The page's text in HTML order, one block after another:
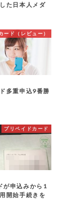
た日本人メダ
ード（レビュー）
多重申込9番勝
プリペイドカード
が申込みから1
開始手続きを